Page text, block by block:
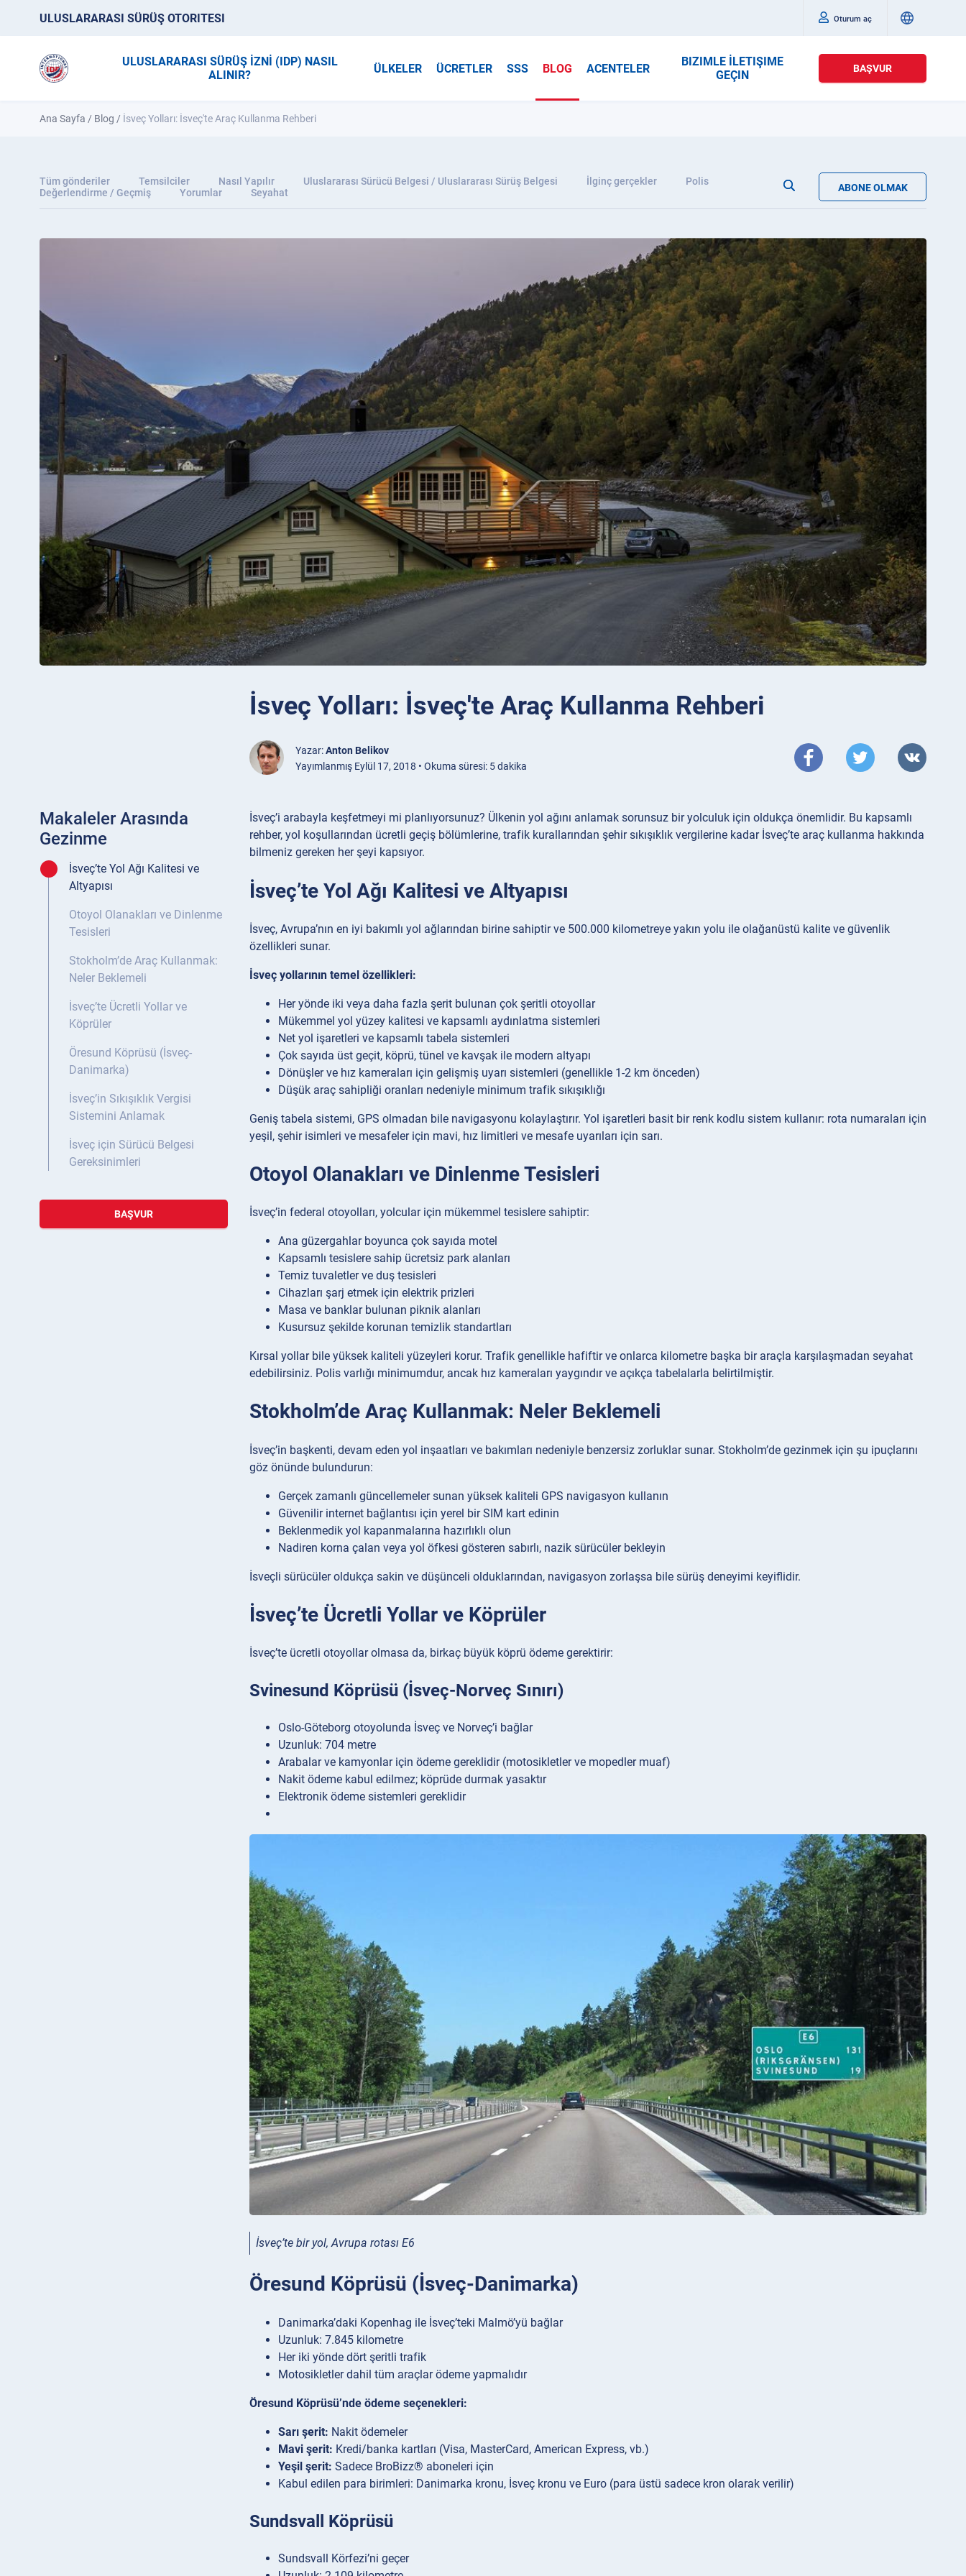
ULUSLARARASI SÜRÜŞ OTORITESI Oturum aç
ULUSLARARASI SÜRÜŞ İZNİ (IDP) NASIL
ALINIR?
ÜLKELER ÜCRETLER SSS BLOG ACENTELER
BIZIMLE İLETIŞIME
GEÇIN
BAŞVUR
Ana Sayfa / Blog / İsveç Yolları: İsveç'te Araç Kullanma Rehberi
Tüm gönderiler Temsilciler Nasıl Yapılır Uluslararası Sürücü Belgesi / Uluslararası Sürüş Belgesi İlginç gerçekler
Polis
Değerlendirme / Geçmiş
Yorumlar Seyahat ABONE OLMAK
İsveç Yolları: İsveç'te Araç Kullanma Rehberi
Yazar:Anton Belikov
Yayımlanmış Eylül 17, 2018 • Okuma süresi: 5 dakika
Makaleler Arasında
Gezinme
İsveç’te Yol Ağı Kalitesi ve
Altyapısı
Otoyol Olanakları ve Dinlenme
Tesisleri
Stokholm’de Araç Kullanmak:
Neler Beklemeli
İsveç’te Ücretli Yollar ve
Köprüler
Öresund Köprüsü (İsveç-
Danimarka)
İsveç’in Sıkışıklık Vergisi
Sistemini Anlamak
İsveç için Sürücü Belgesi
Gereksinimleri
BAŞVUR
İsveç’i arabayla keşfetmeyi mi planlıyorsunuz? Ülkenin yol ağını anlamak sorunsuz bir yolculuk için oldukça önemlidir. Bu kapsamlı
rehber, yol koşullarından ücretli geçiş bölümlerine, trafik kurallarından şehir sıkışıklık vergilerine kadar İsveç’te araç kullanma hakkında
bilmeniz gereken her şeyi kapsıyor.
İsveç’te Yol Ağı Kalitesi ve Altyapısı
İsveç, Avrupa’nın en iyi bakımlı yol ağlarından birine sahiptir ve 500.000 kilometreye yakın yolu ile olağanüstü kalite ve güvenlik
özellikleri sunar.
İsveç yollarının temel özellikleri:
Her yönde iki veya daha fazla şerit bulunan çok şeritli otoyollar
Mükemmel yol yüzey kalitesi ve kapsamlı aydınlatma sistemleri
Net yol işaretleri ve kapsamlı tabela sistemleri
Çok sayıda üst geçit, köprü, tünel ve kavşak ile modern altyapı
Dönüşler ve hız kameraları için gelişmiş uyarı sistemleri (genellikle 1-2 km önceden)
Düşük araç sahipliği oranları nedeniyle minimum trafik sıkışıklığı
Geniş tabela sistemi, GPS olmadan bile navigasyonu kolaylaştırır. Yol işaretleri basit bir renk kodlu sistem kullanır: rota numaraları için
yeşil, şehir isimleri ve mesafeler için mavi, hız limitleri ve mesafe uyarıları için sarı.
Otoyol Olanakları ve Dinlenme Tesisleri
İsveç’in federal otoyolları, yolcular için mükemmel tesislere sahiptir:
Ana güzergahlar boyunca çok sayıda motel
Kapsamlı tesislere sahip ücretsiz park alanları
Temiz tuvaletler ve duş tesisleri
Cihazları şarj etmek için elektrik prizleri
Masa ve banklar bulunan piknik alanları
Kusursuz şekilde korunan temizlik standartları
Kırsal yollar bile yüksek kaliteli yüzeyleri korur. Trafik genellikle hafiftir ve onlarca kilometre başka bir araçla karşılaşmadan seyahat
edebilirsiniz. Polis varlığı minimumdur, ancak hız kameraları yaygındır ve açıkça tabelalarla belirtilmiştir.
Stokholm’de Araç Kullanmak: Neler Beklemeli
İsveç’in başkenti, devam eden yol inşaatları ve bakımları nedeniyle benzersiz zorluklar sunar. Stokholm’de gezinmek için şu ipuçlarını
göz önünde bulundurun:
Gerçek zamanlı güncellemeler sunan yüksek kaliteli GPS navigasyon kullanın
Güvenilir internet bağlantısı için yerel bir SIM kart edinin
Beklenmedik yol kapanmalarına hazırlıklı olun
Nadiren korna çalan veya yol öfkesi gösteren sabırlı, nazik sürücüler bekleyin
İsveçli sürücüler oldukça sakin ve düşünceli olduklarından, navigasyon zorlaşsa bile sürüş deneyimi keyiflidir.
İsveç’te Ücretli Yollar ve Köprüler
İsveç’te ücretli otoyollar olmasa da, birkaç büyük köprü ödeme gerektirir:
Svinesund Köprüsü (İsveç-Norveç Sınırı)
Oslo-Göteborg otoyolunda İsveç ve Norveç’i bağlar
Uzunluk: 704 metre
Arabalar ve kamyonlar için ödeme gereklidir (motosikletler ve mopedler muaf)
Nakit ödeme kabul edilmez; köprüde durmak yasaktır
Elektronik ödeme sistemleri gereklidir
İsveç’te bir yol, Avrupa rotası E6
Öresund Köprüsü (İsveç-Danimarka)
Danimarka’daki Kopenhag ile İsveç’teki Malmö’yü bağlar
Uzunluk: 7.845 kilometre
Her iki yönde dört şeritli trafik
Motosikletler dahil tüm araçlar ödeme yapmalıdır
Öresund Köprüsü’nde ödeme seçenekleri:
Sarı şerit: Nakit ödemeler
Mavi şerit: Kredi/banka kartları (Visa, MasterCard, American Express, vb.)
Yeşil şerit: Sadece BroBizz® aboneleri için
Kabul edilen para birimleri: Danimarka kronu, İsveç kronu ve Euro (para üstü sadece kron olarak verilir)
Sundsvall Köprüsü
Sundsvall Körfezi’ni geçer